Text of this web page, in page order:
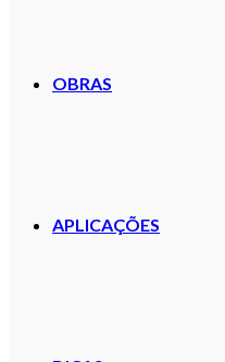
OBRAS
APLICAÇÕES